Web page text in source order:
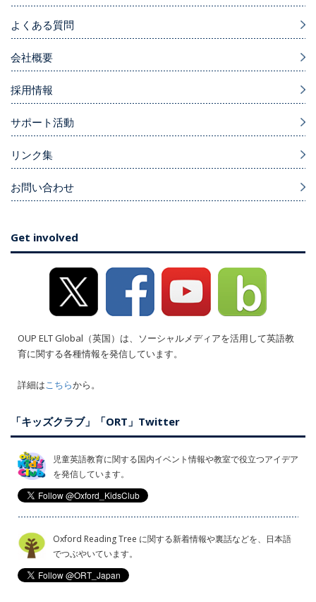
よくある質問
会社概要
採用情報
サポート活動
リンク集
お問い合わせ
Get involved
OUP ELT Global（英国）は、ソーシャルメディアを活用して英語教
育に関する各種情報を発信しています。
詳細はこちらから。
「キッズクラブ」「ORT」Twitter
児童英語教育に関する国内イベント情報や教室で役立つアイデア
を発信しています。
Oxford Reading Tree に関する新着情報や裏話などを、日本語
でつぶやいています。